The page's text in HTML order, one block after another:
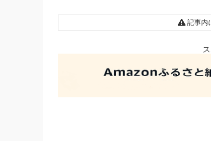
記事内